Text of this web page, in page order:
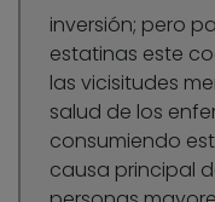
inversión; pero
estatinas este
las vicisitudes
salud de los
consumiendo
causa principal